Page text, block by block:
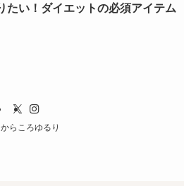
たい！ダイエットの必須アイテム
からころゆるり